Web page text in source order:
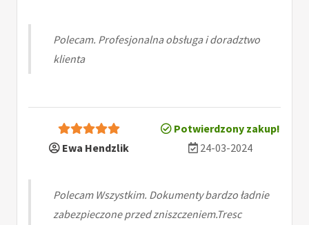
Polecam. Profesjonalna obsługa i doradztwo
klienta
Potwierdzony zakup!
Ewa Hendzlik
24-03-2024
Polecam Wszystkim. Dokumenty bardzo ładnie
zabezpieczone przed zniszczeniem.Tresc